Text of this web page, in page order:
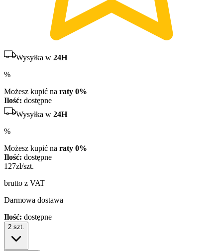
Wysyłka w 24H
%
Możesz kupić na raty 0%
Ilość: dostępne
Wysyłka w 24H
%
Możesz kupić na raty 0%
Ilość: dostępne
127zł/szt.
brutto z VAT
Darmowa dostawa
Ilość: dostępne
2 szt.